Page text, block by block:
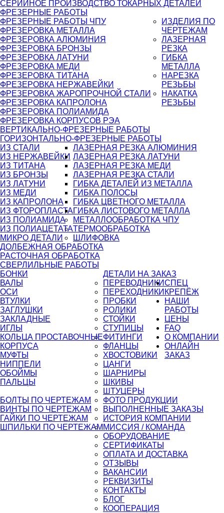
СЕРИЙНОЕ ПРОИЗВОДСТВО ТОКАРНЫХ ДЕТАЛЕЙ
ФРЕЗЕРНЫЕ РАБОТЫ
ФРЕЗЕРНЫЕ РАБОТЫ ЧПУ
ФРЕЗЕРОВКА МЕТАЛЛА
ФРЕЗЕРОВКА АЛЮМИНИЯ
ФРЕЗЕРОВКА БРОНЗЫ
ФРЕЗЕРОВКА ЛАТУНИ
ФРЕЗЕРОВКА МЕДИ
ФРЕЗЕРОВКА ТИТАНА
ФРЕЗЕРОВКА НЕРЖАВЕЙКИ
ФРЕЗЕРОВКА ЖАРОПРОЧНОЙ СТАЛИ
ФРЕЗЕРОВКА КАПРОЛОНА
ФРЕЗЕРОВКА ПОЛИАМИДА
ФРЕЗЕРОВКА КОРПУСОВ РЭА
ВЕРТИКАЛЬНО-ФРЕЗЕРНЫЕ РАБОТЫ
ГОРИЗОНТАЛЬНО-ФРЕЗЕРНЫЕ РАБОТЫ
ИЗДЕЛИЯ ПО
ЧЕРТЕЖАМ
ИЗ СТАЛИ
ИЗ НЕРЖАВЕЙКИ
ИЗ ТИТАНА
ИЗ БРОНЗЫ
ИЗ ЛАТУНИ
ИЗ МЕДИ
ИЗ КАПРОЛОНА
ИЗ ФТОРОПЛАСТА
ИЗ ПОЛИАМИДА
ИЗ ПОЛИАЦЕТАТА
МИКРО ДЕТАЛИ
ЛАЗЕРНАЯ
РЕЗКА
ЛАЗЕРНАЯ РЕЗКА АЛЮМИНИЯ
ЛАЗЕРНАЯ РЕЗКА ЛАТУНИ
ЛАЗЕРНАЯ РЕЗКА МЕДИ
ЛАЗЕРНАЯ РЕЗКА СТАЛИ
ГИБКА
МЕТАЛЛА
ГИБКА ДЕТАЛЕЙ ИЗ МЕТАЛЛА
ГИБКА ПОЛОСЫ
ГИБКА ЦВЕТНОГО МЕТАЛЛА
ГИБКА ЛИСТОВОГО МЕТАЛЛА
НАРЕЗКА
РЕЗЬБЫ
НАКАТКА
РЕЗЬБЫ
МЕТАЛЛООБРАБОТКА ЧПУ
ТЕРМООБРАБОТКА
ШЛИФОВКА
ДОЛБЕЖНАЯ ОБРАБОТКА
РАСТОЧНАЯ ОБРАБОТКА
СВЕРЛИЛЬНЫЕ РАБОТЫ
ДЕТАЛИ НА ЗАКАЗ
БОНКИ
ВАЛЫ
ОСИ
ВТУЛКИ
ЗАГЛУШКИ
ЗАКЛАДНЫЕ
ИГЛЫ
КОЛЬЦА ПРОСТАВОЧНЫЕ
КОРПУСА
МУФТЫ
НИППЕЛИ
ОБОЙМЫ
ПАЛЬЦЫ
ПЕРЕВОДНИКИ
ПЕРЕХОДНИКИ
ПРОБКИ
РОЛИКИ
СТОЙКИ
СТУПИЦЫ
ФИТИНГИ
ФЛАНЦЫ
ХВОСТОВИКИ
ЦАНГИ
ШАРНИРЫ
ШКИВЫ
ШТУЦЕРЫ
СПЕЦ
КРЕПЁЖ
БОЛТЫ ПО ЧЕРТЕЖАМ
ВИНТЫ ПО ЧЕРТЕЖАМ
ГАЙКИ ПО ЧЕРТЕЖАМ
ШПИЛЬКИ ПО ЧЕРТЕЖАМ
НАШИ
РАБОТЫ
ФОТО ПРОДУКЦИИ
ВЫПОЛНЕННЫЕ ЗАКАЗЫ
ЦЕНЫ
FAQ
О КОМПАНИИ
ИСТОРИЯ КОМПАНИИ
МИССИЯ / КОМАНДА
ОБОРУДОВАНИЕ
СЕРТИФИКАТЫ
ОПЛАТА И ДОСТАВКА
ОТЗЫВЫ
ВАКАНСИИ
РЕКВИЗИТЫ
КОНТАКТЫ
БЛОГ
КООПЕРАЦИЯ
ОНЛАЙН
ЗАКАЗ